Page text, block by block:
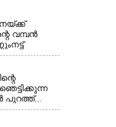
വമ്പൻ